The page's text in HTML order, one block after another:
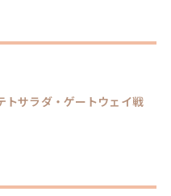
トサラダ・ゲートウェイ戦